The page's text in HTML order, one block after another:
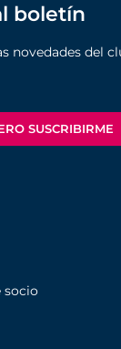
boletín
novedades del
SUSCRIBIRME
socio